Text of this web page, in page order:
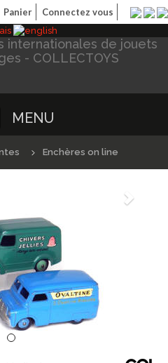
Panier Connectez vous
MENU
Enchères on line